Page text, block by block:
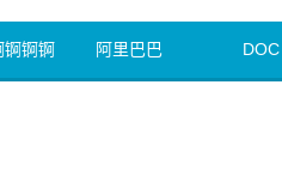
锕锕锕 阿里巴巴 DOC